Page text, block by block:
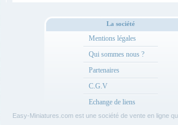
La société
Mentions légales
Qui sommes nous ?
Partenaires
C.G.V
Echange de liens
Easy-Miniatures.com est une société de vente en ligne